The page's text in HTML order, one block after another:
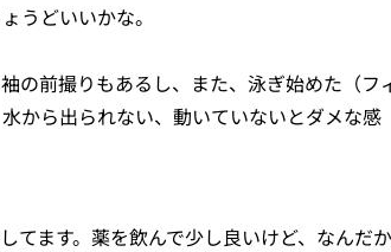
うどいいかな。
の前撮りもあるし、また、泳ぎ始めた（フ
から出られない、動いていないとダメな感
てます。薬を飲んで少し良いけど、なんだか